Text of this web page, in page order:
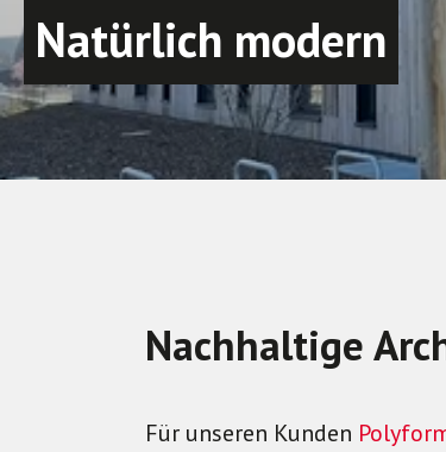
Natürlich modern
Nachhaltige
Für unseren Kunden